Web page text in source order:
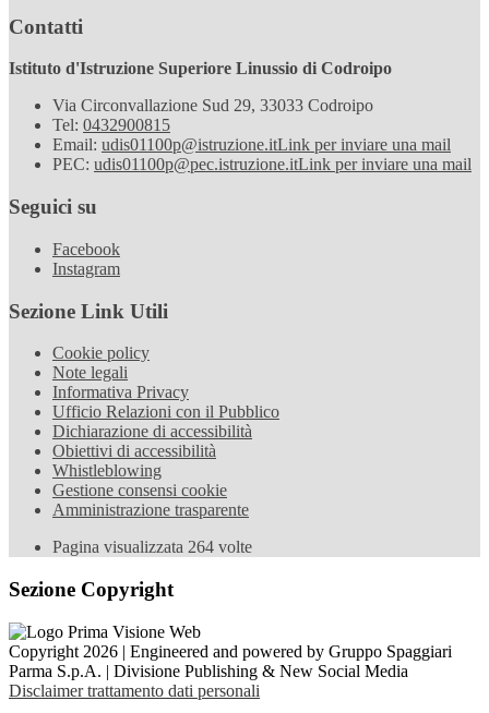
Contatti
Istituto d'Istruzione Superiore Linussio di Codroipo
Via Circonvallazione Sud 29, 33033 Codroipo
Tel: 0432900815
Email: udis01100p@istruzione.itLink per inviare una mail
PEC: udis01100p@pec.istruzione.itLink per inviare una mail
Seguici su
Facebook
Instagram
Sezione Link Utili
Cookie policy
Note legali
Informativa Privacy
Ufficio Relazioni con il Pubblico
Dichiarazione di accessibilità
Obiettivi di accessibilità
Whistleblowing
Gestione consensi cookie
Amministrazione trasparente
Pagina visualizzata 264 volte
Sezione Copyright
Copyright 2026 | Engineered and powered by Gruppo Spaggiari
Parma S.p.A. | Divisione Publishing & New Social Media
Disclaimer trattamento dati personali